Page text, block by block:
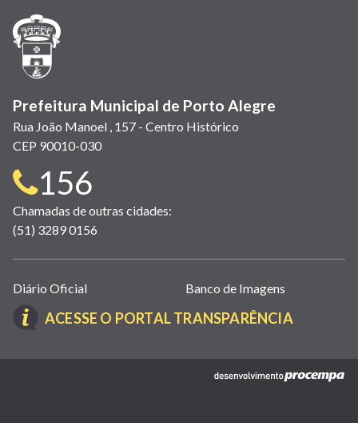
janela)
Prefeitura Municipal de Porto Alegre
Rua João Manoel , 157 - Centro Histórico
CEP 90010-030
Telefone
para
contato:
156
Chamadas de outras cidades:
(51) 3289 0156
Links
úteis
(abrem
nova
Diário Oficial Banco de Imagens
ACESSE O PORTAL TRANSPARÊNCIA(LINK
EM
NOVA